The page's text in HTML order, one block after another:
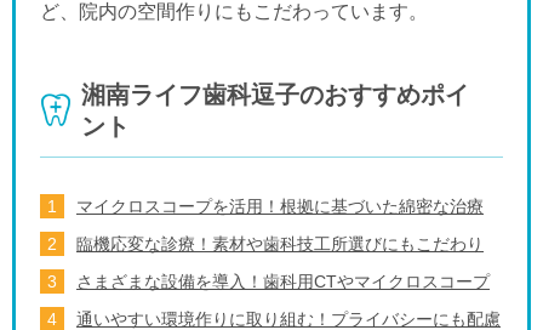
ど、院内の空間作りにもこだわっています。
湘南ライフ歯科逗子のおすすめポイ
ント
マイクロスコープを活用！根拠に基づいた綿密な治療
臨機応変な診療！素材や歯科技工所選びにもこだわり
さまざまな設備を導入！歯科用CTやマイクロスコープ
通いやすい環境作りに取り組む！プライバシーにも配慮